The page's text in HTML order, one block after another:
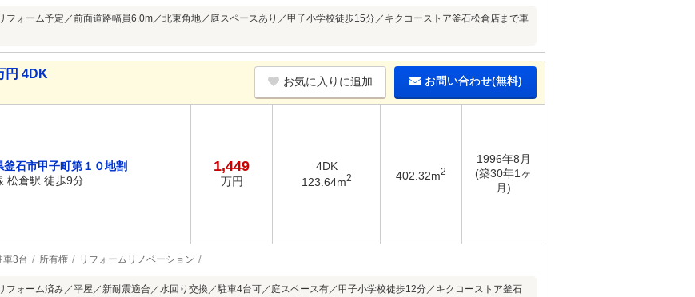
フォーム予定／前面道路幅員6.0m／北東角地／庭スペースあり／甲子小学校徒歩15分／キクコーストア釜石松倉店まで車
円 4DK
お気に入りに追加 お問い合わせ(無料)
釜石市甲子町第１０地割
松倉駅 徒歩9分
1,449
万円
4DK
123.64m2 402.32m2
1996年8月
(築30年1ヶ
月)
車3台 所有権 リフォームリノベーション
フォーム済み／平屋／新耐震適合／水回り交換／駐車4台可／庭スペース有／甲子小学校徒歩12分／キクコーストア釜石